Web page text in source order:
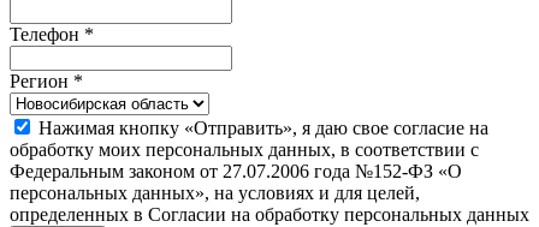
Телефон *
Регион *
Нажимая кнопку «Отправить», я даю свое согласие на
обработку моих персональных данных, в соответствии с
Федеральным законом от 27.07.2006 года №152-ФЗ «О
персональных данных», на условиях и для целей,
определенных в Согласии на обработку персональных данных